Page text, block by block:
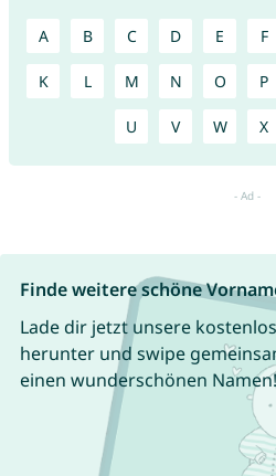
A B C D E F
K L M N O P
U V W X
Finde weitere schöne
Lade dir jetzt unsere
herunter und swipe
einen wunderschönen Namen!